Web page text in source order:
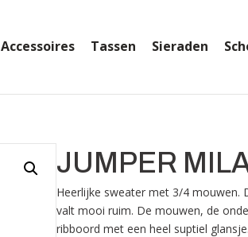
Accessoires Tassen Sieraden
JUMPER
Heerlijke sweater met 3/4 mouwen.
valt mooi ruim. De mouwen, de
ribboord met een heel suptiel